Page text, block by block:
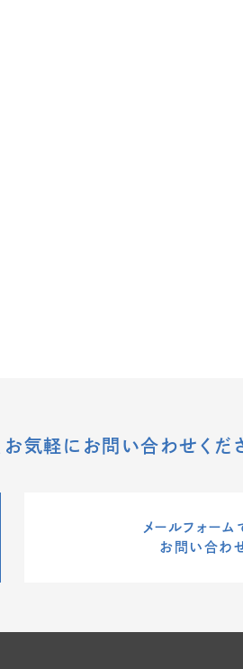
お気軽にお問い合わせくだ
メールフォーム
お問い合わ